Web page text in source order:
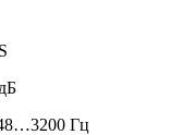
Гц